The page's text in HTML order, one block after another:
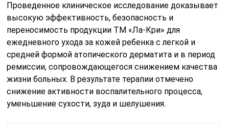
Проведенное клиническое исследование доказывает
высокую эффективность, безопасность и
переносимость продукции ТМ «Ла-Кри» для
ежедневного ухода за кожей ребенка с легкой и
средней формой атопического дерматита и в период
ремиссии, сопровождающегося снижением качества
жизни больных. В результате терапии отмечено
снижение активности воспалительного процесса,
уменьшение сухости, зуда и шелушения.